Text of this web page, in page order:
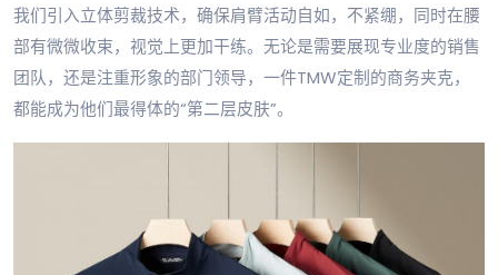
我们引入立体剪裁技术，确保肩臂活动自如，不紧绷，同时在腰
部有微微收束，视觉上更加干练。无论是需要展现专业度的销售
团队，还是注重形象的部门领导，一件TMW定制的商务夹克，
都能成为他们最得体的“第二层皮肤”。